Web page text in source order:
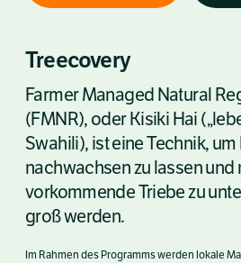
Treecovery
Farmer Managed Natural
(FMNR), oder Kisiki Hai
Swahili), ist eine Technik, um
nachwachsen zu lassen und
vorkommende Triebe zu
groß werden.
Im Rahmen des Programms werden lokale